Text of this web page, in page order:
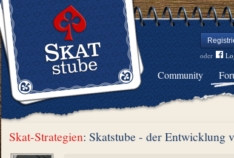
oder
Community
Skat-Strategien: Skatstube - der Entwicklung